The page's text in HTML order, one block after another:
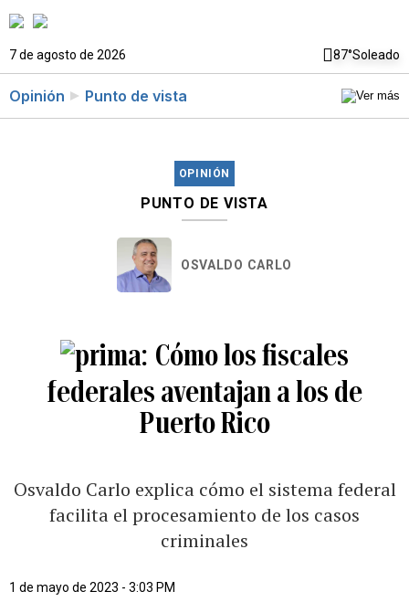
7 de agosto de 2026 87°Soleado
Opinión Punto de vista
OPINIÓN
PUNTO DE VISTA
OSVALDO CARLO
Cómo los fiscales
federales aventajan a los de
Puerto Rico
Osvaldo Carlo explica cómo el sistema federal
facilita el procesamiento de los casos
criminales
1 de mayo de 2023 - 3:03 PM